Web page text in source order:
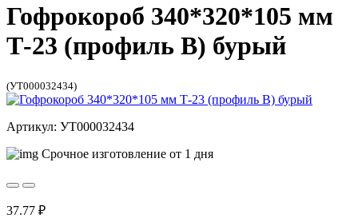
Гофрокороб 340*320*105 мм
Т-23 (профиль B) бурый
(УТ000032434)
Артикул: УТ000032434
Срочное изготовление от 1 дня
37.77 ₽